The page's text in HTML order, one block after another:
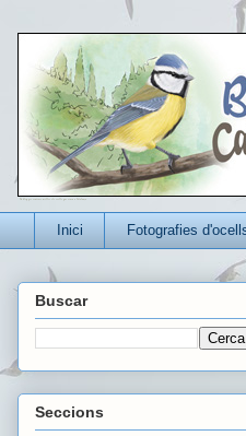
Un blog per conèixer millor els ocells que viuen a Catalunya
Inici Fotografies
Buscar
Seccions